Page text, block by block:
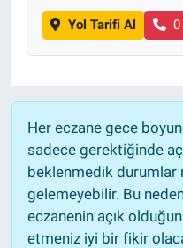
Yol Tarifi Al
Her eczane gece
sadece gerektiğinde
beklenmedik durumlar
gelemeyebilir. Bu
eczanenin açık
etmeniz iyi bir fikir